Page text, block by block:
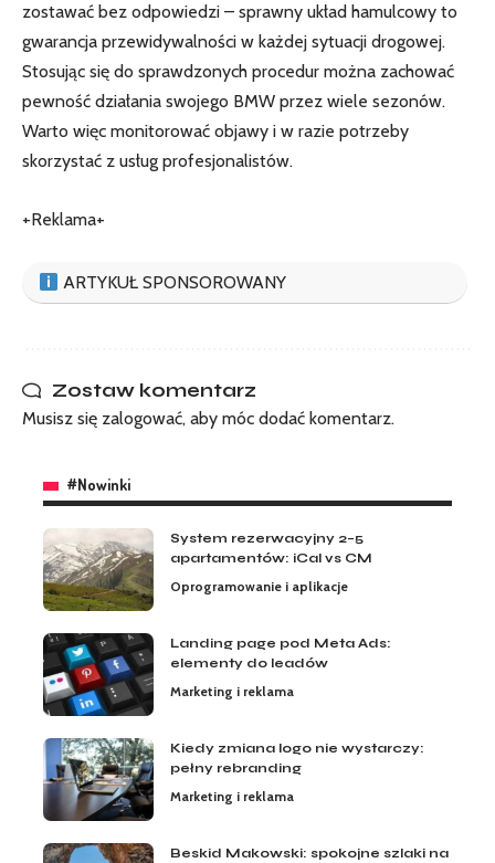
zostawać bez odpowiedzi – sprawny układ hamulcowy to
gwarancja przewidywalności w każdej sytuacji drogowej.
Stosując się do sprawdzonych procedur można zachować
pewność działania swojego BMW przez wiele sezonów.
Warto więc monitorować objawy i w razie potrzeby
skorzystać z usług profesjonalistów.
+Reklama+
ARTYKUŁ SPONSOROWANY
Zostaw komentarz
Musisz się zalogować, aby móc dodać komentarz.
#Nowinki
System rezerwacyjny 2–5
apartamentów: iCal vs CM
Oprogramowanie i aplikacje
Landing page pod Meta Ads:
elementy do leadów
Marketing i reklama
Kiedy zmiana logo nie wystarczy:
pełny rebranding
Marketing i reklama
Beskid Makowski: spokojne szlaki na